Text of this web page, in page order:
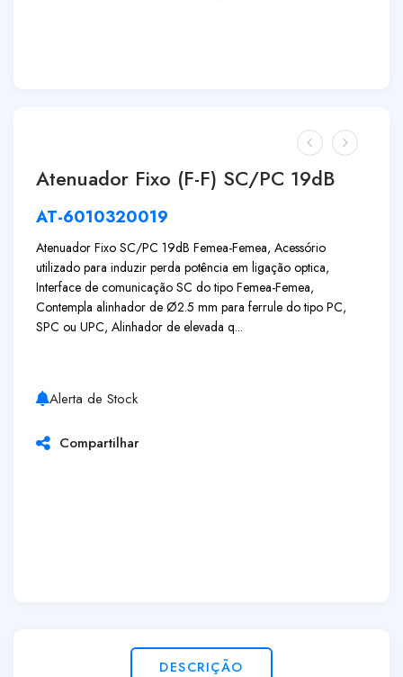
Atenuador Fixo (F-F) SC/PC 19dB
AT-6010320019
Atenuador Fixo SC/PC 19dB Femea-Femea, Acessório
utilizado para induzir perda potência em ligação optica,
Interface de comunicação SC do tipo Femea-Femea,
Contempla alinhador de Ø2.5 mm para ferrule do tipo PC,
SPC ou UPC, Alinhador de elevada q...
Alerta de Stock
Compartilhar
DESCRIÇÃO